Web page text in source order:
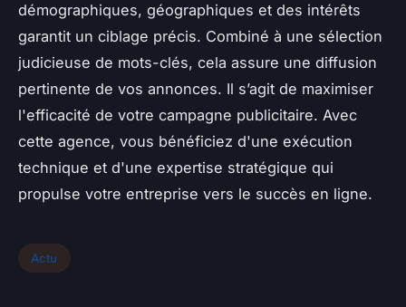
démographiques, géographiques et des intérêts
garantit un ciblage précis. Combiné à une sélection
judicieuse de mots-clés, cela assure une diffusion
pertinente de vos annonces. Il s’agit de maximiser
l'efficacité de votre campagne publicitaire. Avec
cette agence, vous bénéficiez d'une exécution
technique et d'une expertise stratégique qui
propulse votre entreprise vers le succès en ligne.
Actu